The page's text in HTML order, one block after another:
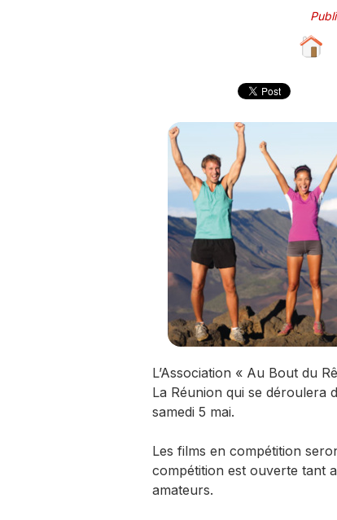
L’Association « Au Bout du
La Réunion qui se déroulera
samedi 5 mai.
Les films en compétition
compétition est ouverte tant
amateurs.